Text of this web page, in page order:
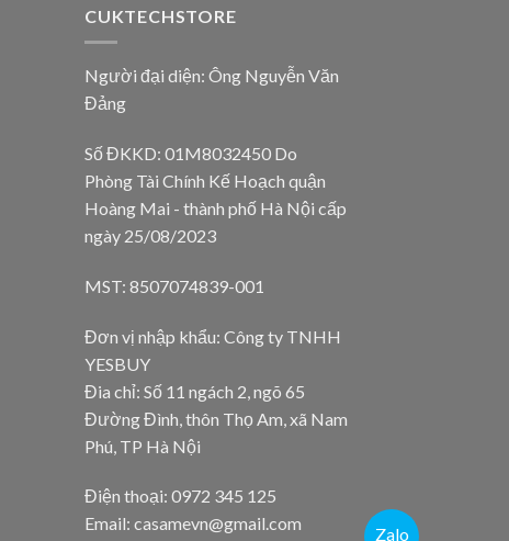
Zalo
CUKTECHSTORE
Người đại diện: Ông Nguyễn Văn
Đảng
Số ĐKKD: 01M8032450 Do
Phòng Tài Chính Kế Hoạch quận
Hoàng Mai - thành phố Hà Nội cấp
ngày 25/08/2023
MST: 8507074839-001
Đơn vị nhập khẩu: Công ty TNHH
YESBUY
Đia chỉ: Số 11 ngách 2, ngõ 65
Đường Đình, thôn Thọ Am, xã Nam
Phú, TP Hà Nội
Điện thoại: 0972 345 125
Email: casamevn@gmail.com